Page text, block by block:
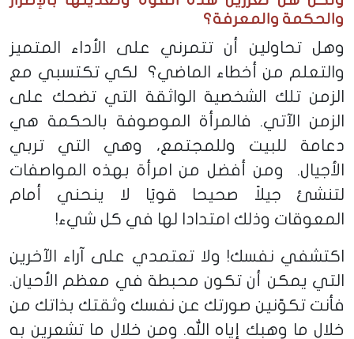
والحكمة والمعرفة؟
وهل تحاولين أن تتمرني على الأداء المتميز
والتعلم من أخطاء الماضي؟ لكي تكتسبي مع
الزمن تلك الشخصية الواثقة التي تضحك على
الزمن الآتي. فالمرأة الموصوفة بالحكمة هي
دعامة للبيت وللمجتمع، وهي التي تربي
الأجيال. ومن أفضل من امرأة بهذه المواصفات
لتنشئ جيلاً صحيحا قويًا لا ينحني أمام
المعوقات وذلك امتدادا لها في كل شيء!
اكتشفي نفسك! ولا تعتمدي على آراء الآخرين
التي يمكن أن تكون محبطة في معظم الأحيان.
فأنت تكوّنين صورتك عن نفسك وثقتك بذاتك من
خلال ما وهبك إياه الله. ومن خلال ما تشعرين به